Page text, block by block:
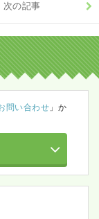
次の記事
問い合わせ 」か